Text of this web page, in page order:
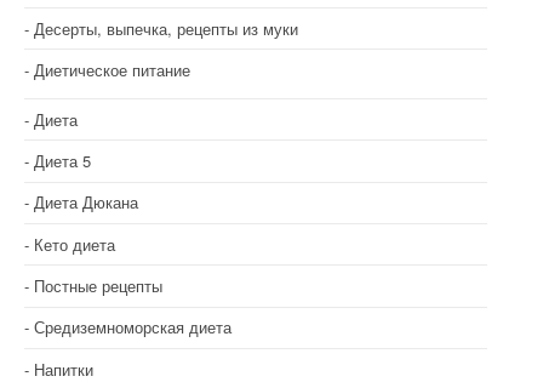
Десерты, выпечка, рецепты из муки
Диетическое питание
Диета
Диета 5
Диета Дюкана
Кето диета
Постные рецепты
Средиземноморская диета
Напитки